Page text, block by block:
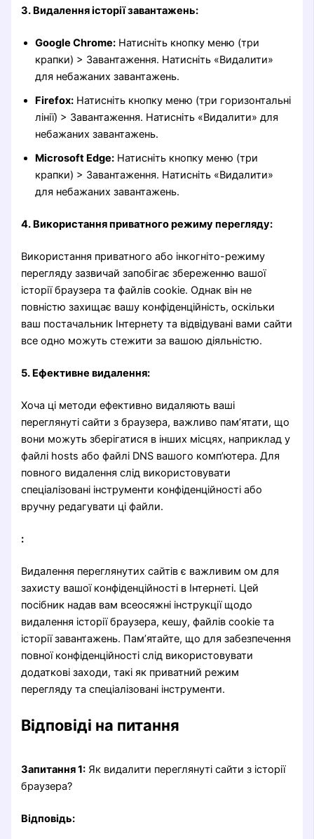
3. Видалення історії завантажень:
Google Chrome: Натисніть кнопку меню (три
крапки) > Завантаження. Натисніть «Видалити»
для небажаних завантажень.
Firefox: Натисніть кнопку меню (три горизонтальні
лінії) > Завантаження. Натисніть «Видалити» для
небажаних завантажень.
Microsoft Edge: Натисніть кнопку меню (три
крапки) > Завантаження. Натисніть «Видалити»
для небажаних завантажень.
4. Використання приватного режиму перегляду:
Використання приватного або інкогніто-режиму
перегляду зазвичай запобігає збереженню вашої
історії браузера та файлів cookie. Однак він не
повністю захищає вашу конфіденційність, оскільки
ваш постачальник Інтернету та відвідувані вами сайти
все одно можуть стежити за вашою діяльністю.
5. Ефективне видалення:
Хоча ці методи ефективно видаляють ваші
переглянуті сайти з браузера, важливо пам’ятати, що
вони можуть зберігатися в інших місцях, наприклад у
файлі hosts або файлі DNS вашого комп’ютера. Для
повного видалення слід використовувати
спеціалізовані інструменти конфіденційності або
вручну редагувати ці файли.
:
Видалення переглянутих сайтів є важливим ом для
захисту вашої конфіденційності в Інтернеті. Цей
посібник надав вам всеосяжні інструкції щодо
видалення історії браузера, кешу, файлів cookie та
історії завантажень. Пам’ятайте, що для забезпечення
повної конфіденційності слід використовувати
додаткові заходи, такі як приватний режим
перегляду та спеціалізовані інструменти.
Відповіді на питання
Запитання 1: Як видалити переглянуті сайти з історії
браузера?
Відповідь: